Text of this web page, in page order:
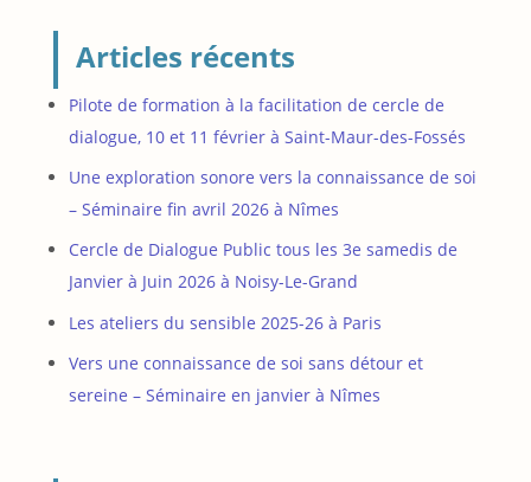
Articles récents
Pilote de formation à la facilitation de cercle de
dialogue, 10 et 11 février à Saint-Maur-des-Fossés
Une exploration sonore vers la connaissance de soi
– Séminaire fin avril 2026 à Nîmes
Cercle de Dialogue Public tous les 3e samedis de
Janvier à Juin 2026 à Noisy-Le-Grand
Les ateliers du sensible 2025-26 à Paris
Vers une connaissance de soi sans détour et
sereine – Séminaire en janvier à Nîmes